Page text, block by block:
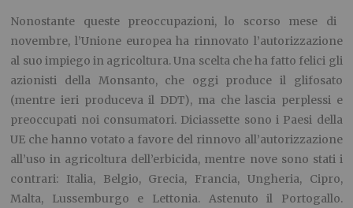
Nonostante queste preoccupazioni, lo scorso mese di
novembre, l’Unione europea ha rinnovato l’autorizzazione
al suo impiego in agricoltura. Una scelta che ha fatto felici gli
azionisti della Monsanto, che oggi produce il glifosato
(mentre ieri produceva il DDT), ma che lascia perplessi e
preoccupati noi consumatori. Diciassette sono i Paesi della
UE che hanno votato a favore del rinnovo all’autorizzazione
all’uso in agricoltura dell’erbicida, mentre nove sono stati i
contrari: Italia, Belgio, Grecia, Francia, Ungheria, Cipro,
Malta, Lussemburgo e Lettonia. Astenuto il Portogallo.